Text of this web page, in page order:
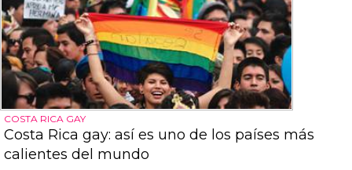
COSTA RICA GAY
Costa Rica gay: así es uno de los países más
calientes del mundo